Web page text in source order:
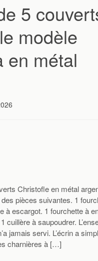
5
modèle
en métal
Christofle en métal
pièces suivantes. 1
à escargot. 1 fourchette à
cuillère à saupoudrer.
jamais servi. L’écrin a
charnières à […]